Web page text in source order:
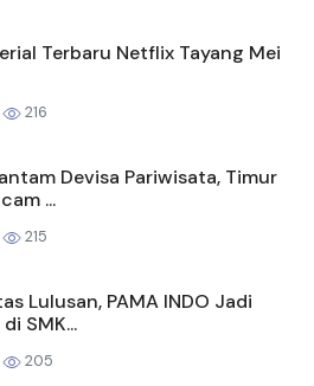
Terbaru Netflix Tayang Mei
216
Devisa Pariwisata, Timur
...
215
Lulusan, PAMA INDO Jadi
SMK...
205